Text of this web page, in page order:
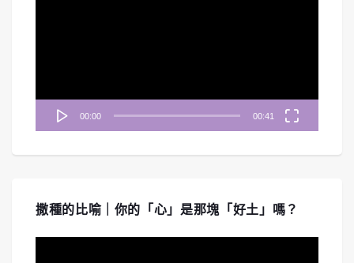
00:00 00:41
撒種的比喻｜你的「心」是那塊「好土」嗎？